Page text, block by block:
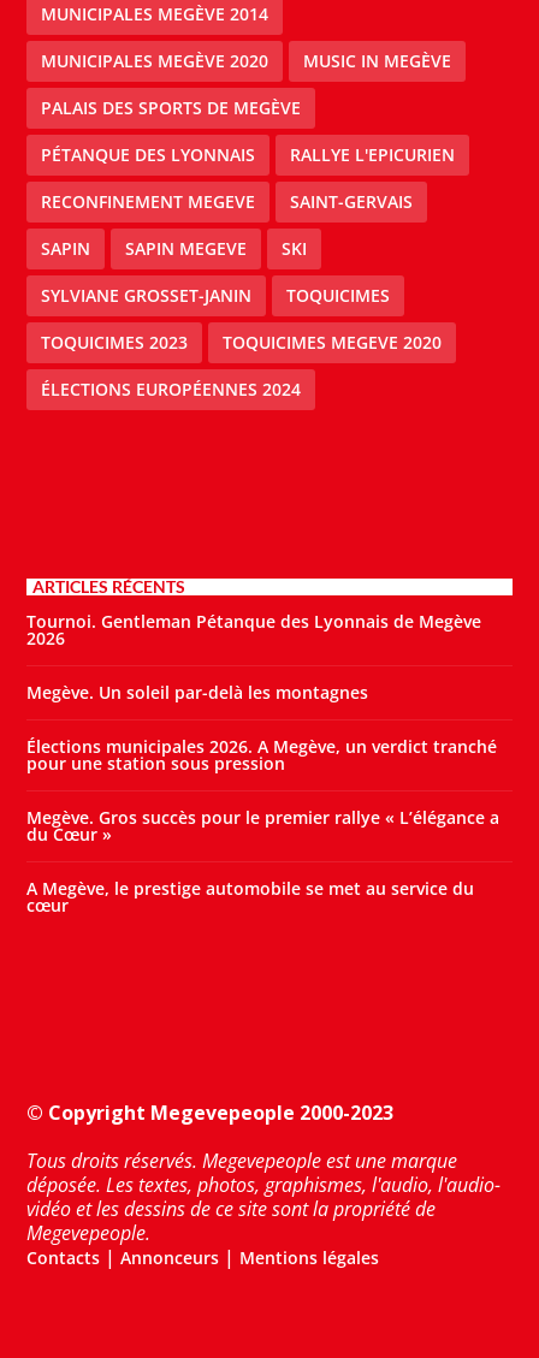
MUNICIPALES MEGÈVE 2014
MUNICIPALES MEGÈVE 2020 MUSIC IN MEGÈVE
PALAIS DES SPORTS DE MEGÈVE
PÉTANQUE DES LYONNAIS RALLYE L'EPICURIEN
RECONFINEMENT MEGEVE SAINT-GERVAIS
SAPIN SAPIN MEGEVE SKI
SYLVIANE GROSSET-JANIN TOQUICIMES
TOQUICIMES 2023 TOQUICIMES MEGEVE 2020
ÉLECTIONS EUROPÉENNES 2024
ARTICLES RÉCENTS
Tournoi. Gentleman Pétanque des Lyonnais de Megève
2026
Megève. Un soleil par-delà les montagnes
Élections municipales 2026. A Megève, un verdict tranché
pour une station sous pression
Megève. Gros succès pour le premier rallye « L’élégance a
du Cœur »
A Megève, le prestige automobile se met au service du
cœur
© Copyright Megevepeople 2000-2023
Tous droits réservés. Megevepeople est une marque
déposée. Les textes, photos, graphismes, l'audio, l'audio-
vidéo et les dessins de ce site sont la propriété de
Megevepeople.
Contacts |Annonceurs | Mentions légales